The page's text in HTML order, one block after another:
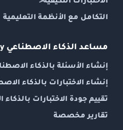
التكامل مع الأنظمة التعليمية
مساعد الذكاء الاصطناعي Qody
إنشاء الأسئلة بالذكاء
إنشاء الاختبارات بالذكاء
تقييم جودة الاختبارات
تقارير مخصصة